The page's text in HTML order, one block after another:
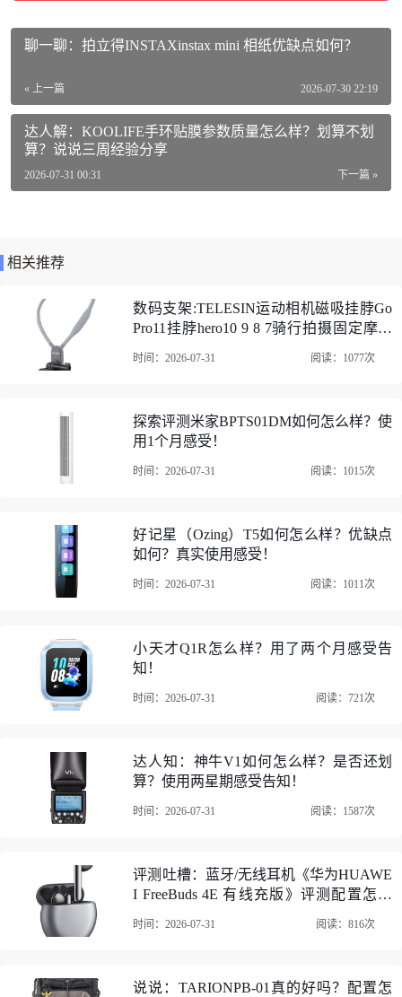
品牌：索尼（SONY）
商品编号：100014488266
商品毛重：0.77kg
商品产地：马来西亚
索尼WH-1000XM4蓝牙/无线耳机口碑评价
1、索尼WH-1000XM4蓝牙/无线耳机索尼大法，音质绝对
有！这款索尼耳机很轻巧，包装虽然简陋了一点，但是好在
环保，本身完好无损，音质还是很棒，不夹耳，强烈推荐！
给孩子买的，选了很久最终选了910，总体来说是性价比很高
这个吧，索尼大法，科技感。除了小贵没毛病。体验感绝
佳。。。?宝贝收到了，颜色很好看，质感也很好，样子简
单！?是我想要的！！下次还会再来！
聊一聊：拍立得INSTAXinstax mini 相纸优缺点如何？
« 上一篇 2026-07-30 22:19
达人解：KOOLIFE手环贴膜参数质量怎么样？划算不划
算？说说三周经验分享
下一篇 »
2026-07-31 00:31
相关推荐
数码支架:TELESIN运动相机磁吸挂脖Go
Pro11挂脖hero10 9 8 7骑行拍摄固定摩托
点评推荐
时间：2026-07-31 阅读：1077次
探索评测米家BPTS01DM如何怎么样？使
用1个月感受！
时间：2026-07-31 阅读：1015次
好记星（Ozing）T5如何怎么样？优缺点
如何？真实使用感受！
时间：2026-07-31 阅读：1011次
小天才Q1R怎么样？用了两个月感受告
知！
时间：2026-07-31 阅读：721次
达人知：神牛V1如何怎么样？是否还划
算？使用两星期感受告知！
时间：2026-07-31 阅读：1587次
评测吐槽：蓝牙/无线耳机《华为HUAWE
I FreeBuds 4E 有线充版》评测配置怎么
时间：2026-07-31 阅读：816次
说说：TARIONPB-01真的好吗？配置怎